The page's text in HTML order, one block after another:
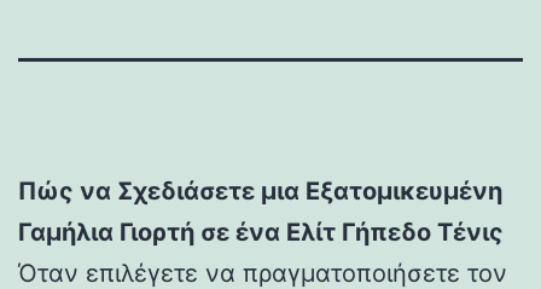
Πώς να Σχεδιάσετε μια Εξατομικευμένη
Γαμήλια Γιορτή σε ένα Ελίτ Γήπεδο Τένις
Όταν επιλέγετε να πραγματοποιήσετε τον